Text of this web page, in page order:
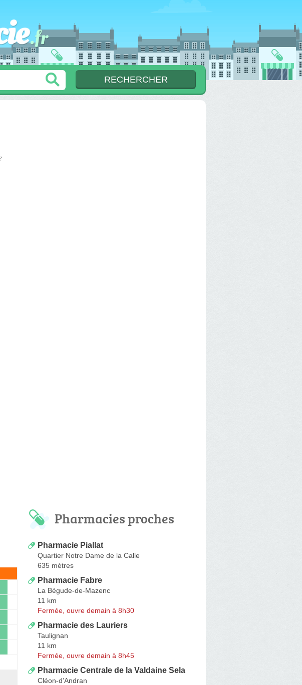
Pharmacies proches
Pharmacie Piallat
Quartier Notre Dame de la Calle
635 mètres
Pharmacie Fabre
La Bégude-de-Mazenc
11 km
Fermée, ouvre demain à 8h30
Pharmacie des Lauriers
Taulignan
11 km
Fermée, ouvre demain à 8h45
Pharmacie Centrale de la Valdaine Sela
Cléon-d'Andran